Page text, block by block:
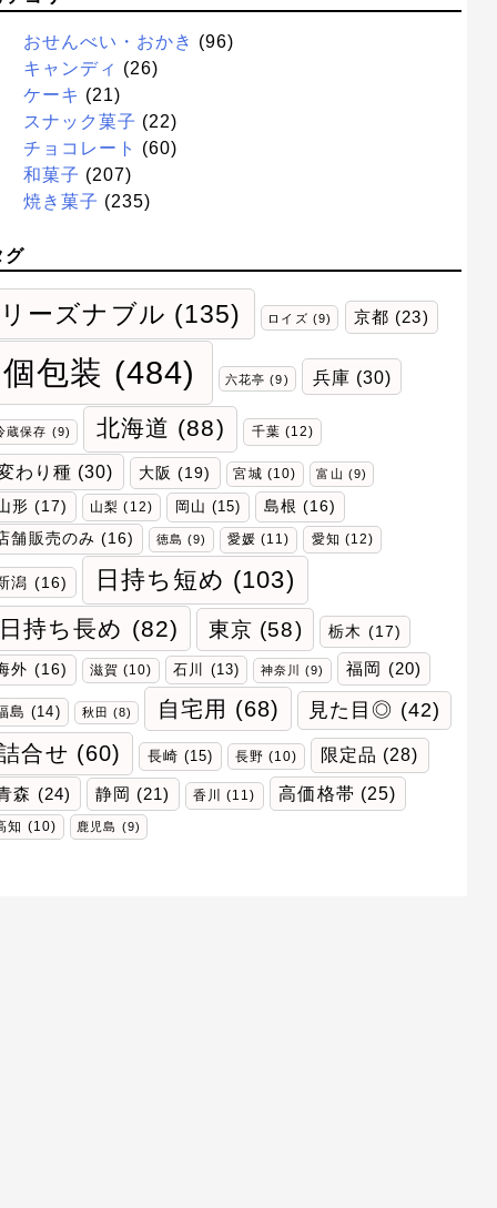
おせんべい・おかき (96)
キャンディ (26)
ケーキ (21)
スナック菓子 (22)
チョコレート
(60)
和菓子 (207)
焼き菓子 (235)
グ
リーズナブル (135) ロイズ (9) 京都 (23)
個包装 (484) 六花亭 (9) 兵庫 (30)
蔵保存 (9) 北海道 (88) 千葉 (12)
わり種 (30) 大阪 (19) 宮城 (10) 富山 (9)
形 (17) 山梨 (12) 岡山 (15) 島根 (16)
舗販売のみ (16) 徳島 (9) 愛媛 (11) 愛知 (12)
潟 (16) 日持ち短め (103)
日持ち長め (82) 東京 (58) 栃木 (17)
外 (16) 滋賀 (10) 石川 (13) 神奈川 (9) 福岡 (20)
島 (14) 秋田 (8) 自宅用 (68) 見た目◎ (42)
合せ (60) 長崎 (15) 長野 (10) 限定品 (28)
森 (24) 静岡 (21) 香川 (11) 高価格帯 (25)
知 (10) 鹿児島 (9)